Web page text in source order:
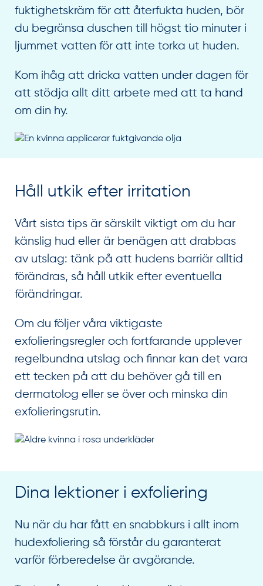
fuktighetskräm för att återfukta huden, bör
du begränsa duschen till högst tio minuter i
ljummet vatten för att inte torka ut huden.
Kom ihåg att dricka vatten under dagen för
att stödja allt ditt arbete med att ta hand
om din hy.
Håll utkik efter irritation
Vårt sista tips är särskilt viktigt om du har
känslig hud eller är benägen att drabbas
av utslag: tänk på att hudens barriär alltid
förändras, så håll utkik efter eventuella
förändringar.
Om du följer våra viktigaste
exfolieringsregler och fortfarande upplever
regelbundna utslag och finnar kan det vara
ett tecken på att du behöver gå till en
dermatolog eller se över och minska din
exfolieringsrutin.
Dina lektioner i exfoliering
Nu när du har fått en snabbkurs i allt inom
hudexfoliering så förstår du garanterat
varför förberedelse är avgörande.